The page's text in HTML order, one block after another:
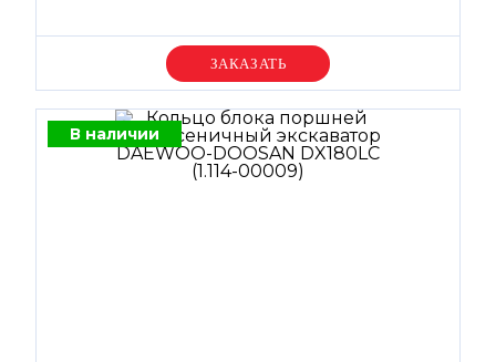
Уточняйте цену
В наличии